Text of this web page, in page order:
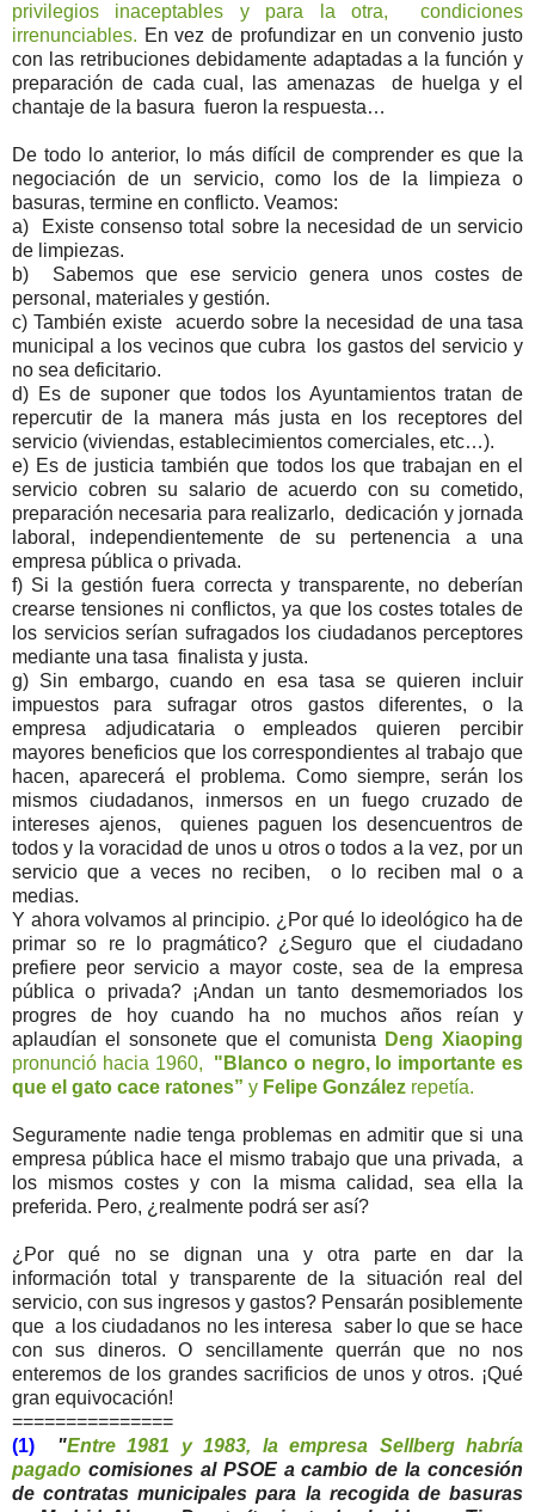
privilegios inaceptables y para la otra, condiciones
irrenunciables. En vez de profundizar en un convenio justo
con las retribuciones debidamente adaptadas a la función y
preparación de cada cual, las amenazas de huelga y el
chantaje de la basura fueron la respuesta…
De todo lo anterior, lo más difícil de comprender es que la
negociación de un servicio, como los de la limpieza o
basuras, termine en conflicto. Veamos:
a) Existe consenso total sobre la necesidad de un servicio
de limpiezas.
b) Sabemos que ese servicio genera unos costes de
personal, materiales y gestión.
c) También existe acuerdo sobre la necesidad de una tasa
municipal a los vecinos que cubra los gastos del servicio y
no sea deficitario.
d) Es de suponer que todos los Ayuntamientos tratan de
repercutir de la manera más justa en los receptores del
servicio (viviendas, establecimientos comerciales, etc…).
e) Es de justicia también que todos los que trabajan en el
servicio cobren su salario de acuerdo con su cometido,
preparación necesaria para realizarlo, dedicación y jornada
laboral, independientemente de su pertenencia a una
empresa pública o privada.
f) Si la gestión fuera correcta y transparente, no deberían
crearse tensiones ni conflictos, ya que los costes totales de
los servicios serían sufragados los ciudadanos perceptores
mediante una tasa finalista y justa.
g) Sin embargo, cuando en esa tasa se quieren incluir
impuestos para sufragar otros gastos diferentes, o la
empresa adjudicataria o empleados quieren percibir
mayores beneficios que los correspondientes al trabajo que
hacen, aparecerá el problema. Como siempre, serán los
mismos ciudadanos, inmersos en un fuego cruzado de
intereses ajenos, quienes paguen los desencuentros de
todos y la voracidad de unos u otros o todos a la vez, por un
servicio que a veces no reciben, o lo reciben mal o a
medias.
Y ahora volvamos al principio. ¿Por qué lo ideológico ha de
primar so re lo pragmático? ¿Seguro que el ciudadano
prefiere peor servicio a mayor coste, sea de la empresa
pública o privada? ¡Andan un tanto desmemoriados los
progres de hoy cuando ha no muchos años reían y
aplaudían el sonsonete que el comunista
Deng Xiaoping
pronunció hacia 1960, "Blanco o negro, lo importante es
que el gato cace ratones” y Felipe González repetía.
Seguramente nadie tenga problemas en admitir que si una
empresa pública hace el mismo trabajo que una privada, a
los mismos costes y con la misma calidad, sea ella la
preferida. Pero, ¿realmente podrá ser así?
¿Por qué no se dignan una y otra parte en dar la
información total y transparente de la situación real del
servicio, con sus ingresos y gastos? Pensarán posiblemente
que a los ciudadanos no les interesa saber lo que se hace
con sus dineros. O sencillamente querrán que no nos
enteremos de los grandes sacrificios de unos y otros. ¡Qué
gran equivocación!
===============
(1)
"Entre 1981 y 1983, la empresa Sellberg habría
pagado comisiones al PSOE a cambio de la concesión
de contratas municipales para la recogida de basuras